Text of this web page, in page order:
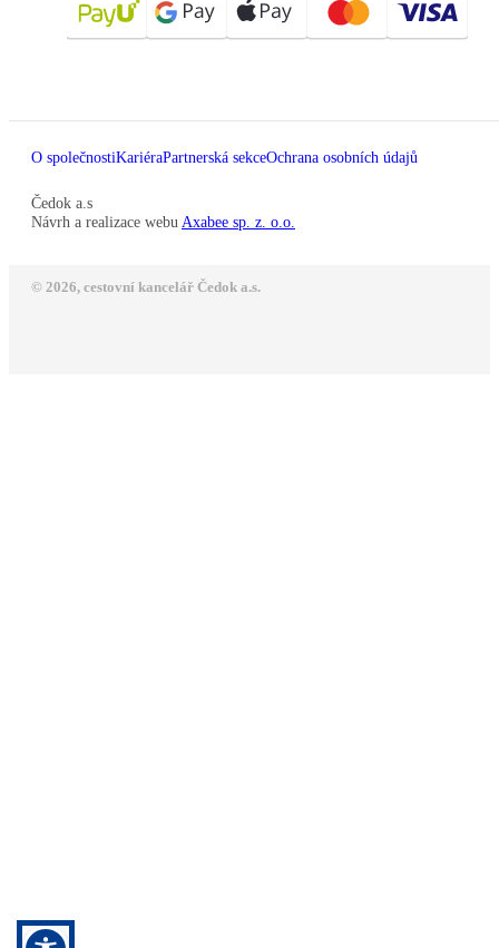
O společnostiKariéraPartnerská sekceOchrana osobních údajů
Čedok a.s
Návrh a realizace webu Axabee sp. z. o.o.
© 2026, cestovní kancelář Čedok a.s.